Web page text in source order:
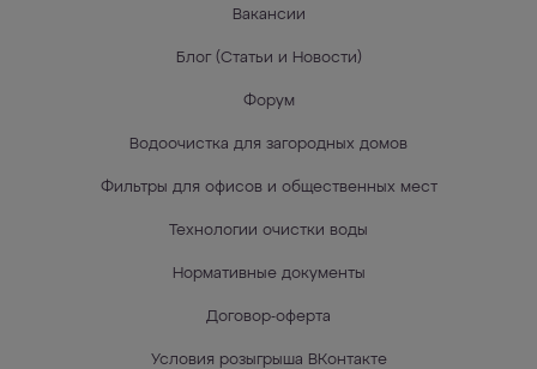
Вакансии
Блог (Статьи и Новости)
Форум
Водоочистка для загородных домов
Фильтры для офисов и общественных мест
Технологии очистки воды
Нормативные документы
Договор-оферта
Условия розыгрыша ВКонтакте